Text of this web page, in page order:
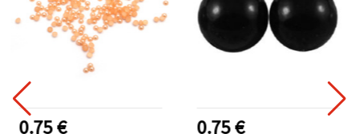
0.75 € 0.75 €